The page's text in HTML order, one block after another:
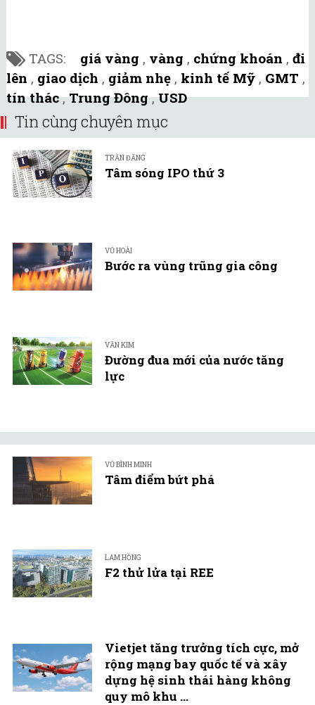
TAGS: giá vàng , vàng , chứng khoán , đi
lên , giao dịch , giảm nhẹ , kinh tế Mỹ , GMT ,
tín thác,Trung Đông,USD
Tin cùng chuyên mục
TRẦN ĐĂNG
Tâm sóng IPO thứ 3
VŨ HOÀI
Bước ra vùng trũng gia công
VĂN KIM
Đường đua mới của nước tăng
lực
VŨ BÌNH MINH
Tâm điểm bứt phá
LAM HỒNG
F2 thử lửa tại REE
Vietjet tăng trưởng tích cực, mở
rộng mạng bay quốc tế và xây
dựng hệ sinh thái hàng không
quy mô khu ...